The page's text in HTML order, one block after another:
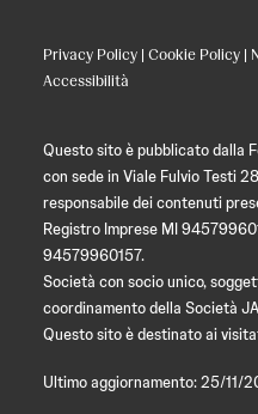
Privacy Policy | Cookie Policy |
Accessibilità
Questo sito è pubblicato dalla
con sede in Viale Fulvio Testi
responsabile dei contenuti
Registro Imprese MI
94579960157.
Società con socio unico,
coordinamento della Società
Questo sito è destinato ai
Ultimo aggiornamento: 25/11/